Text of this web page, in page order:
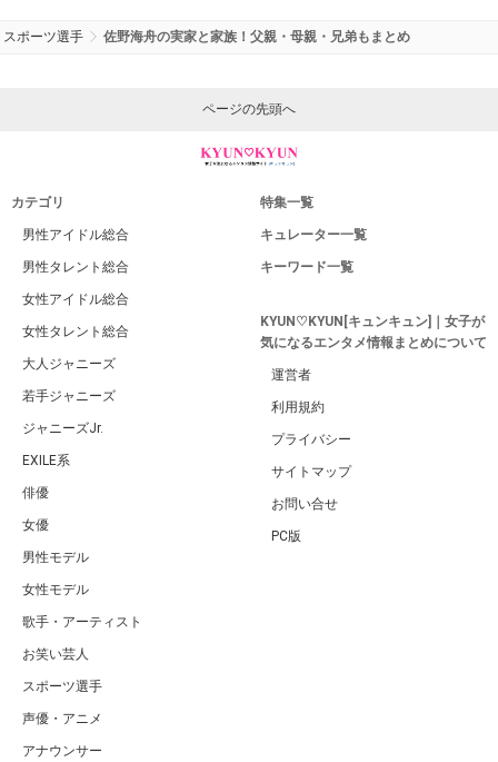
スポーツ選手 佐野海舟の実家と家族！父親・母親・兄弟もまとめ
ページの先頭へ
カテゴリ
男性アイドル総合
男性タレント総合
女性アイドル総合
女性タレント総合
大人ジャニーズ
若手ジャニーズ
ジャニーズJr.
EXILE系
俳優
女優
男性モデル
女性モデル
歌手・アーティスト
お笑い芸人
スポーツ選手
声優・アニメ
アナウンサー
特集一覧
キュレーター一覧
キーワード一覧
KYUN♡KYUN[キュンキュン]｜女子が
気になるエンタメ情報まとめについて
運営者
利用規約
プライバシー
サイトマップ
お問い合せ
PC版